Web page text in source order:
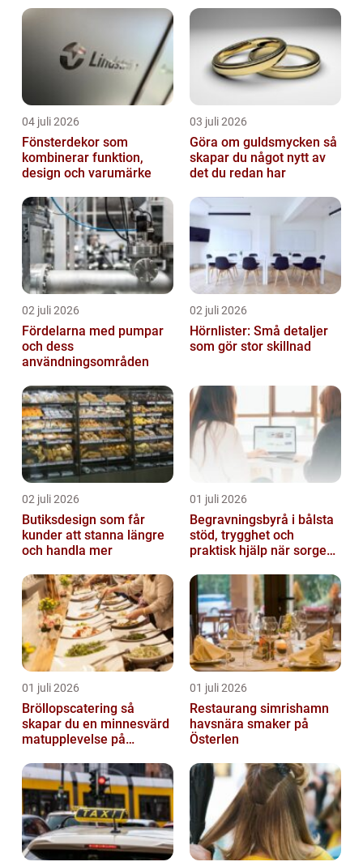
04 juli 2026
Fönsterdekor som
kombinerar funktion,
design och varumärke
03 juli 2026
Göra om guldsmycken så
skapar du något nytt av
det du redan har
02 juli 2026
Fördelarna med pumpar
och dess
användningsområden
02 juli 2026
Hörnlister: Små detaljer
som gör stor skillnad
02 juli 2026
Butiksdesign som får
kunder att stanna längre
och handla mer
01 juli 2026
Begravningsbyrå i bålsta
stöd, trygghet och
praktisk hjälp när sorgen
01 juli 2026
Bröllopscatering så
skapar du en minnesvärd
matupplevelse på
01 juli 2026
Restaurang simrishamn
havsnära smaker på
Österlen